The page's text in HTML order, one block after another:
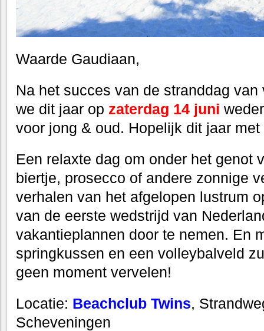
Waarde Gaudiaan,
Na het succes van de stranddag
we dit jaar op zaterdag 14 juni
voor jong & oud. Hopelijk dit jaar met
Een relaxte dag om onder het genot
biertje, prosecco of andere zonnige
verhalen van het afgelopen lustrum
van de eerste wedstrijd van
vakantieplannen door te nemen. En
springkussen en een volleybalveld
geen moment vervelen!
Locatie: Beachclub Twins,
Scheveningen